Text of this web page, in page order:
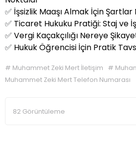
✅ İşsizlik Maaşı Almak İçin
✅ Ticaret Hukuku Pratiği: Staj ve
✅ Vergi Kaçakçılığı Nereye
✅ Hukuk Öğrencisi İçin Pratik
# Muhammet Zeki Mert İletişim #
Muhammet Zeki Mert Telefon Numarası
82 Görüntüleme